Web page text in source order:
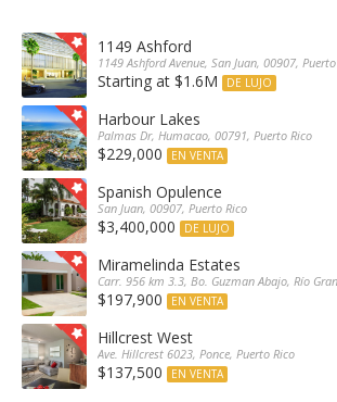
1149 Ashford
1149 Ashford Avenue, San Juan, 00907,
Starting at $1.6M DE LUJO
Harbour Lakes
Palmas Dr, Humacao, 00791, Puerto Rico
$229,000 EN VENTA
Spanish Opulence
San Juan, 00907, Puerto Rico
$3,400,000 DE LUJO
Miramelinda Estates
Carr. 956 km 3.3, Bo. Guzman Abajo, Río
$197,900 EN VENTA
Hillcrest West
Ave. Hillcrest 6023, Ponce, Puerto Rico
$137,500 EN VENTA